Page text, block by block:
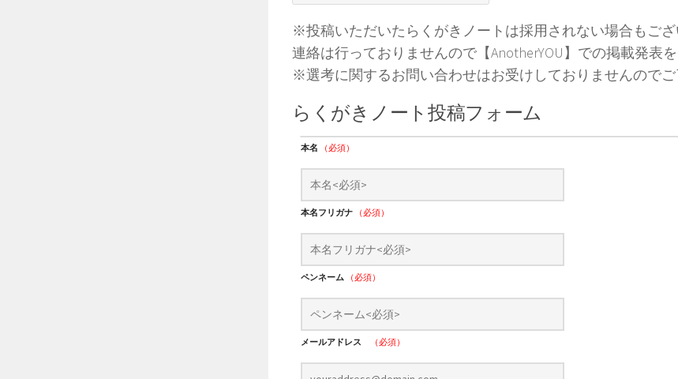
※投稿いただいたらくがきノートは採用されない場合もご
連絡は行っておりませんので【AnotherYOU】での掲載発表を
※選考に関するお問い合わせはお受けしておりませんのでご
らくがきノート投稿フォーム
本名 （必須）
本名フリガナ （必須）
ペンネーム （必須）
メールアドレス （必須）